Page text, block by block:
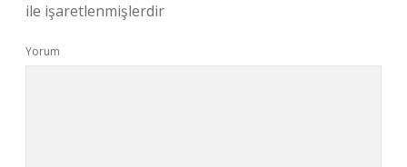
ile işaretlenmişlerdir
Yorum